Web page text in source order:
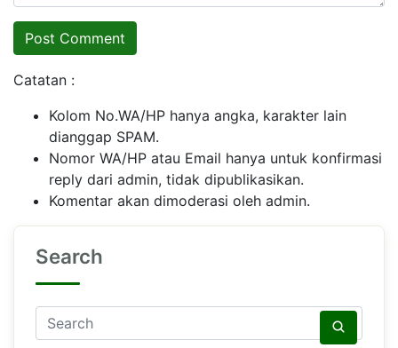
Catatan :
Kolom No.WA/HP hanya angka, karakter lain
dianggap SPAM.
Nomor WA/HP atau Email hanya untuk konfirmasi
reply dari admin, tidak dipublikasikan.
Komentar akan dimoderasi oleh admin.
Search